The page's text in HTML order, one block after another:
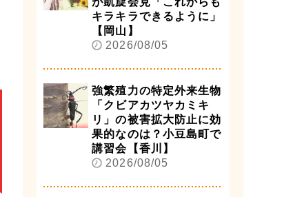
キラキラできるように」
【岡山】
2026/08/05
強繁殖力の特定外来生物
「クビアカツヤカミキ
リ」の被害拡大防止に効
果的なのは？小豆島町で
講習会【香川】
2026/08/05